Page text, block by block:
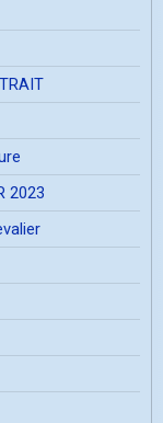
2023